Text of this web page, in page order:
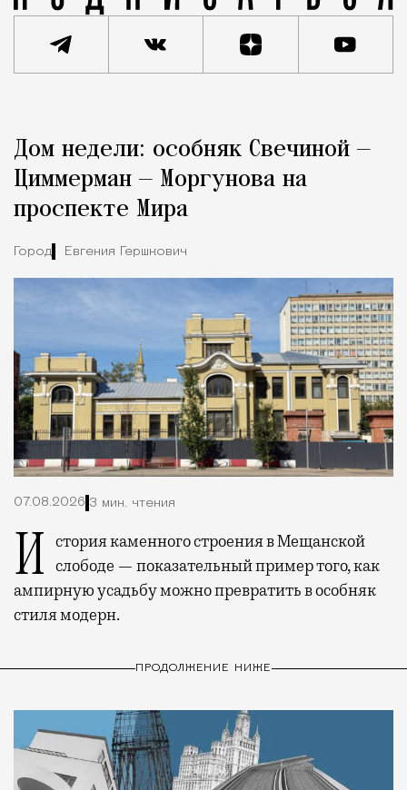
Город
Дом недели: особняк Свечиной —
Циммерман — Моргунова на
проспекте Мира
Город Евгения Гершкович
07.08.2026 3 мин. чтения
История каменного строения в Мещанской слободе — показательный пример того, как
ампирную усадьбу можно превратить в особняк
стиля модерн.
ПРОДОЛЖЕНИЕ НИЖЕ